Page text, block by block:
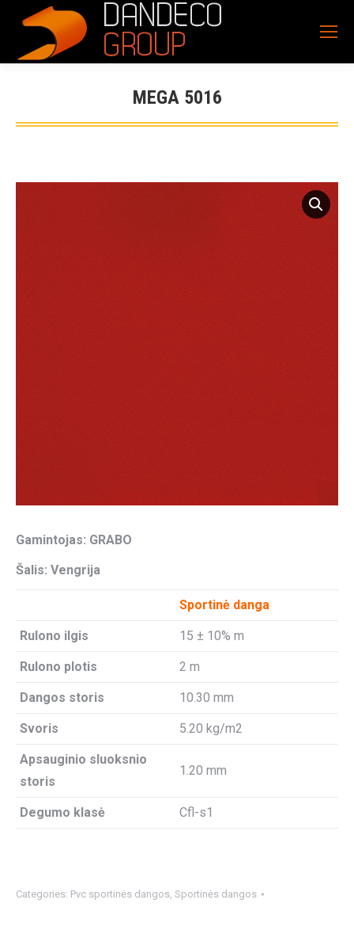
MEGA 5016
Gamintojas: GRABO
Šalis: Vengrija
Sportinė danga
Rulono ilgis 15 ± 10% m
Rulono plotis 2 m
Dangos storis 10.30 mm
Svoris 5.20 kg/m2
Apsauginio sluoksnio
storis
1.20 mm
Degumo klasė Cfl-s1
Categories: Pvc sportinės dangos, Sportinės dangos